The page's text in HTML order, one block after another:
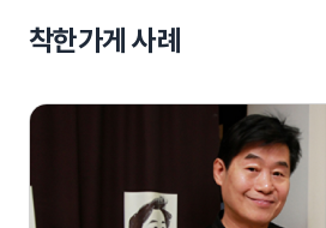
착한가게 사례